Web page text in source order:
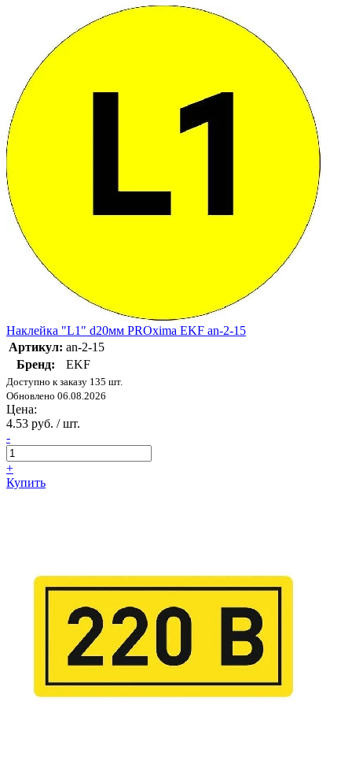
Наклейка "L1" d20мм PROxima EKF an-2-15
Артикул: an-2-15
Бренд:
EKF
Доступно к заказу 135 шт.
Обновлено 06.08.2026
Цена:
4.53 руб. / шт.
-
+
Купить